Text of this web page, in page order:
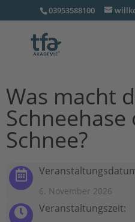
03953588100
Was macht
Schneehase
Schnee?
6. November 2026
Veranstaltungszeit: